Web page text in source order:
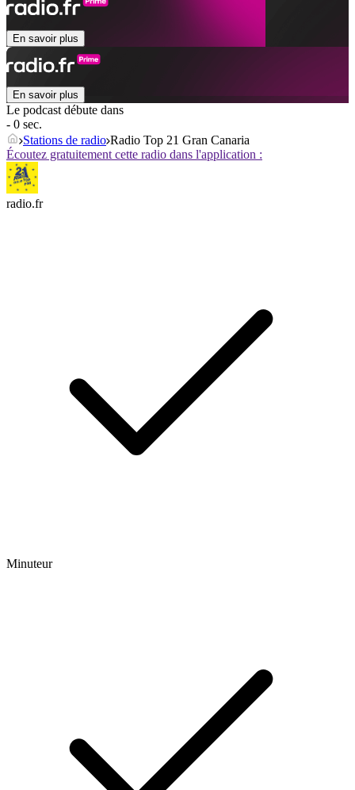
En savoir plus
En savoir plus
Le podcast débute dans
- 0 sec.
Stations de radio Radio Top 21 Gran Canaria
Écoutez gratuitement cette radio dans l'application :
radio.fr
Minuteur